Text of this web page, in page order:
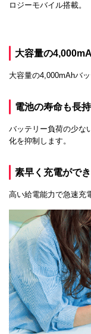
ロジーモバイル搭載。
大容量の
大容量の4,000mAhバ
電池の寿命も長
バッテリー負荷の少な
化を抑制します。
素早く充電がで
高い給電能力で急速充